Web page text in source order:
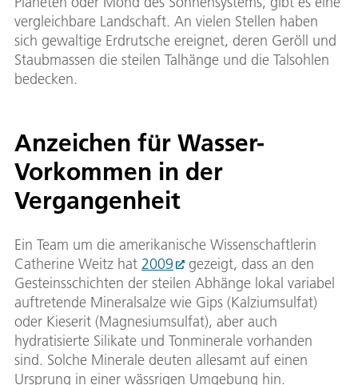
vergleichbare Landschaft. An vielen Stellen haben
sich gewaltige Erdrutsche ereignet, deren Geröll und
Staubmassen die steilen Talhänge und die Talsohlen
bedecken.
Anzeichen für Wasser-
Vorkommen in der
Vergangenheit
Ein Team um die amerikanische Wissenschaftlerin
Catherine Weitz hat 2009
gezeigt, dass an den
Gesteinsschichten der steilen Abhänge lokal variabel
auftretende Mineralsalze wie Gips (Kalziumsulfat)
oder Kieserit (Magnesiumsulfat), aber auch
hydratisierte Silikate und Tonminerale vorhanden
sind. Solche Minerale deuten allesamt auf einen
Ursprung in einer wässrigen Umgebung hin.